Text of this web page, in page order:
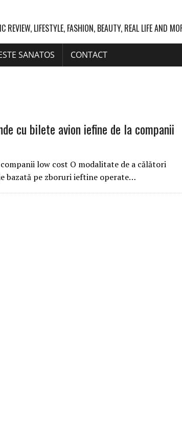
REVIEW, LIFESTYLE, FASHION, BEAUTY, REAL LIFE AND
SANATOS CONTACT
cu bilete avion iefine de la companii
low cost O modalitate de a călători
bazată pe zboruri ieftine operate…